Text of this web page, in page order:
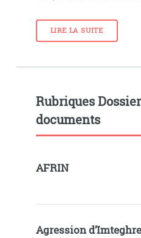
LIRE LA SUITE
Rubriques
documents
AFRIN
Agression